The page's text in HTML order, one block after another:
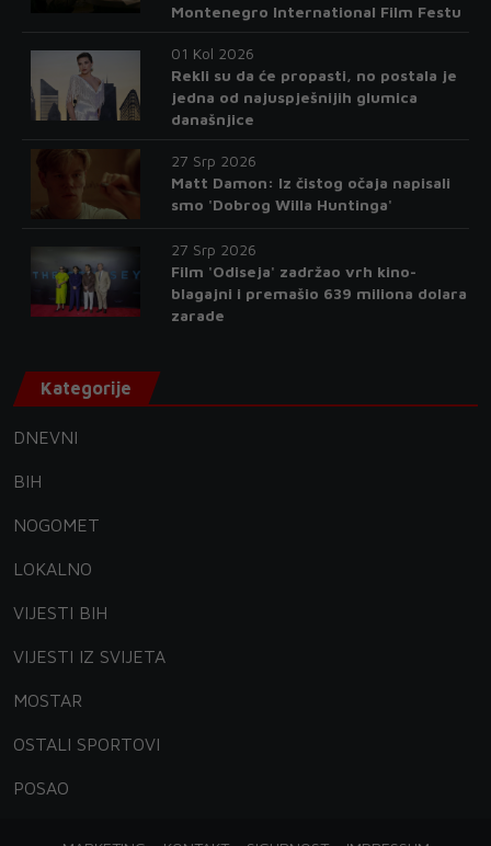
Montenegro International Film Festu
01 Kol 2026
Rekli su da će propasti, no postala je
jedna od najuspješnijih glumica
današnjice
27 Srp 2026
Matt Damon: Iz čistog očaja napisali
smo 'Dobrog Willa Huntinga'
27 Srp 2026
Film 'Odiseja' zadržao vrh kino-
blagajni i premašio 639 miliona dolara
zarade
Kategorije
DNEVNI
BIH
NOGOMET
LOKALNO
VIJESTI BIH
VIJESTI IZ SVIJETA
MOSTAR
OSTALI SPORTOVI
POSAO